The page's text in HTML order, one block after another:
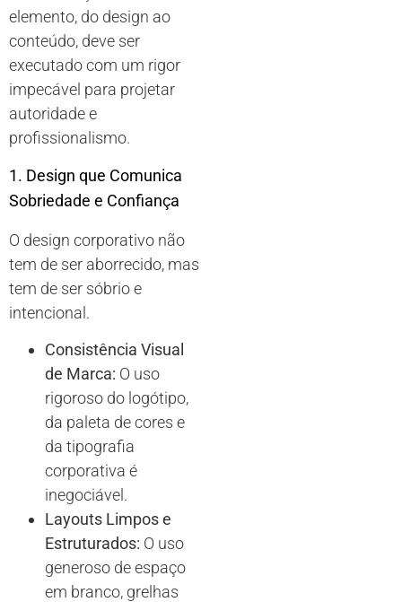
elemento, do design ao
conteúdo, deve ser
executado com um rigor
impecável para projetar
autoridade e
profissionalismo.
1. Design que Comunica
Sobriedade e Confiança
O design corporativo não
tem de ser aborrecido, mas
tem de ser sóbrio e
intencional.
Consistência Visual
de Marca: O uso
rigoroso do logótipo,
da paleta de cores e
da tipografia
corporativa é
inegociável.
Layouts Limpos e
Estruturados: O uso
generoso de espaço
em branco, grelhas